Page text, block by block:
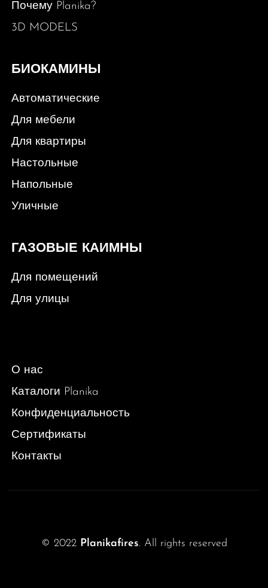
Почему Planika?
3D MODELS
БИОКАМИНЫ
Автоматические
Для мебели
Для квартиры
Настольные
Напольные
Уличные
ГАЗОВЫЕ КАИМНЫ
Для помещений
Для улицы
О нас
Каталоги Planika
Конфиденциальность
Сертификаты
Контакты
© 2022Planikafires. All rights reserved